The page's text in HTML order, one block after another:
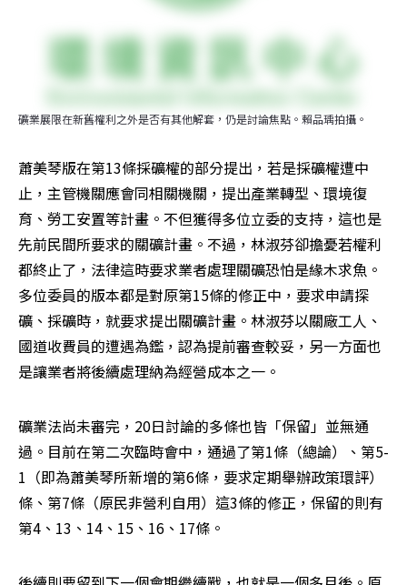
礦業展限在新舊權利之外是否有其他解套，仍是討論焦點。賴品瑀拍攝。
蕭美琴版在第13條採礦權的部分提出，若是採礦權遭中
止，主管機關應會同相關機關，提出產業轉型、環境復
育、勞工安置等計畫。不但獲得多位立委的支持，這也是
先前民間所要求的關礦計畫。不過，林淑芬卻擔憂若權利
都終止了，法律這時要求業者處理關礦恐怕是緣木求魚。
多位委員的版本都是對原第15條的修正中，要求申請探
礦、採礦時，就要求提出關礦計畫。林淑芬以關廠工人、
國道收費員的遭遇為鑑，認為提前審查較妥，另一方面也
是讓業者將後續處理納為經營成本之一。
礦業法尚未審完，20日討論的多條也皆「保留」並無通
過。目前在第二次臨時會中，通過了第1條（總論）、第5-
1（即為蕭美琴所新增的第6條，要求定期舉辦政策環評）
條、第7條（原民非營利自用）這3條的修正，保留的則有
第4、13、14、15、16、17條。